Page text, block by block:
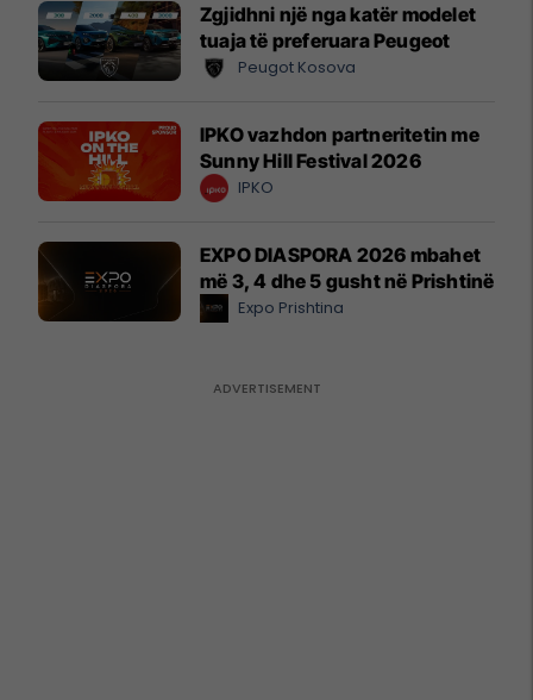
Zgjidhni një nga katër modelet
tuaja të preferuara Peugeot
Peugot Kosova
IPKO vazhdon partneritetin me
Sunny Hill Festival 2026
IPKO
EXPO DIASPORA 2026 mbahet
më 3, 4 dhe 5 gusht në Prishtinë
Expo Prishtina